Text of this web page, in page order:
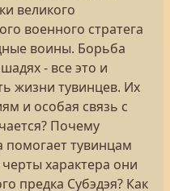
великого
военного стратега
воины. Борьба
- все это и
жизни тувинцев. Их
и особая связь с
Почему
помогает тувинцам
характера они
предка Субэдэя? Как